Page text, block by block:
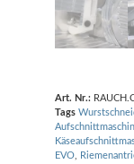
Art. Nr.:
Tags
EVO,